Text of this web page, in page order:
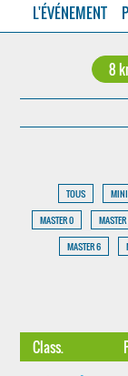
L'ÉVÉNEMENT
8
TOUS
MASTER 0
MASTER
MASTER 6
Class.